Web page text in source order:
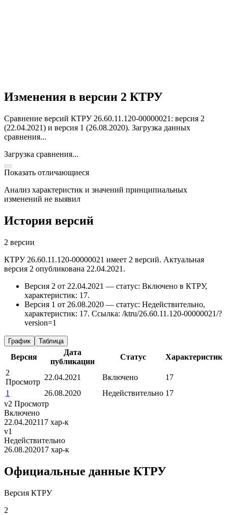
Изменения в версии 2 КТРУ
Сравнение версий КТРУ 26.60.11.120-00000021: версия 2
(22.04.2021) и версия 1 (26.08.2020). Загрузка данных
сравнения...
Загрузка сравнения...
Показать отличающиеся
Анализ характеристик и значений принципиальных
изменений не выявил
История версий
2 версии
КТРУ 26.60.11.120-00000021 имеет 2 версий. Актуальная
версия 2 опубликована 22.04.2021.
Версия 2 от 22.04.2021 — статус: Включено в КТРУ,
характеристик: 17.
Версия 1 от 26.08.2020 — статус: Недействительно,
характеристик: 17. Ссылка: /ktru/26.60.11.120-00000021/?
version=1
График Таблица
Версия
Дата
публикации
Статус
Характеристик
2
Просмотр
22.04.2021 Включено
17
1
26.08.2020 Недействительно 17
v2 Просмотр
Включено
22.04.202117 хар-к
v1
Недействительно
26.08.202017 хар-к
Официальные данные КТРУ
Версия КТРУ
2